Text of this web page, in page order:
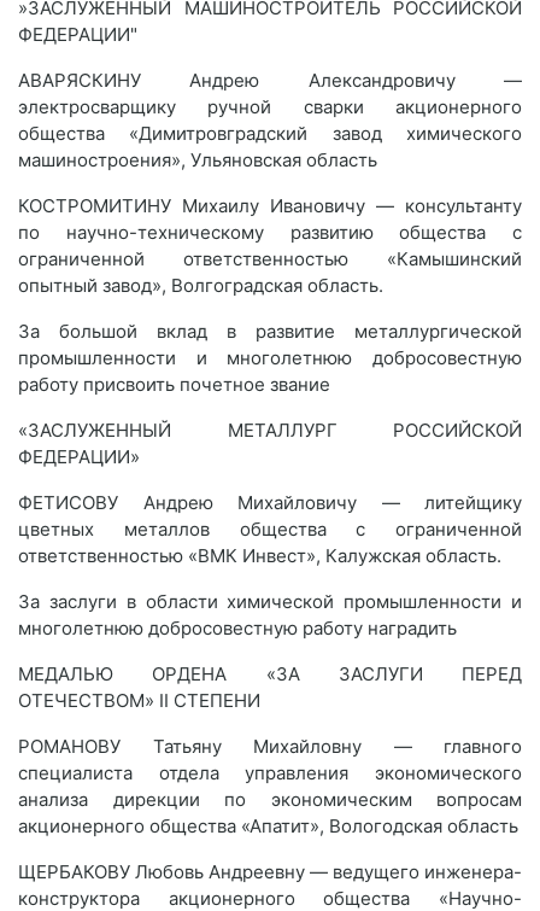
»ЗАСЛУЖЕННЫЙ МАШИНОСТРОИТЕЛЬ РОССИЙСКОЙ
ФЕДЕРАЦИИ"
АВАРЯСКИНУ Андрею Александровичу —
электросварщику ручной сварки акционерного
общества «Димитровградский завод химического
машиностроения», Ульяновская область
КОСТРОМИТИНУ Михаилу Ивановичу — консультанту
по научно-техническому развитию общества с
ограниченной ответственностью «Камышинский
опытный завод», Волгоградская область.
За большой вклад в развитие металлургической
промышленности и многолетнюю добросовестную
работу присвоить почетное звание
«ЗАСЛУЖЕННЫЙ МЕТАЛЛУРГ РОССИЙСКОЙ
ФЕДЕРАЦИИ»
ФЕТИСОВУ Андрею Михайловичу — литейщику
цветных металлов общества с ограниченной
ответственностью «ВМК Инвест», Калужская область.
За заслуги в области химической промышленности и
многолетнюю добросовестную работу наградить
МЕДАЛЬЮ ОРДЕНА «ЗА ЗАСЛУГИ ПЕРЕД
ОТЕЧЕСТВОМ» II СТЕПЕНИ
РОМАНОВУ Татьяну Михайловну — главного
специалиста отдела управления экономического
анализа дирекции по экономическим вопросам
акционерного общества «Апатит», Вологодская область
ЩЕРБАКОВУ Любовь Андреевну — ведущего инженера-
конструктора акционерного общества «Научно-